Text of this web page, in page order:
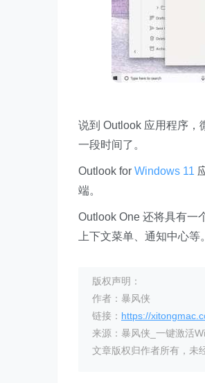
说到 Outlook 应用程序，
一段时间了。
Outlook for Windows 11
端。
Outlook One 还将具有一
上下文菜单、通知中心等。
版权声明：
作者：暴风侠
链接： https://
来源：暴风侠_一键激活
文章版权归作者所有，未